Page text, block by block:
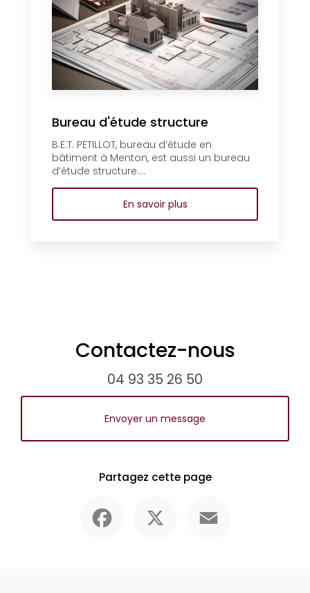
Bureau d'étude structure
B.E.T. PETILLOT, bureau d’étude en
bâtiment à Menton, est aussi un bureau
d’étude structure....
En savoir plus
Contactez-nous
04 93 35 26 50
Envoyer un message
Partagez cette page